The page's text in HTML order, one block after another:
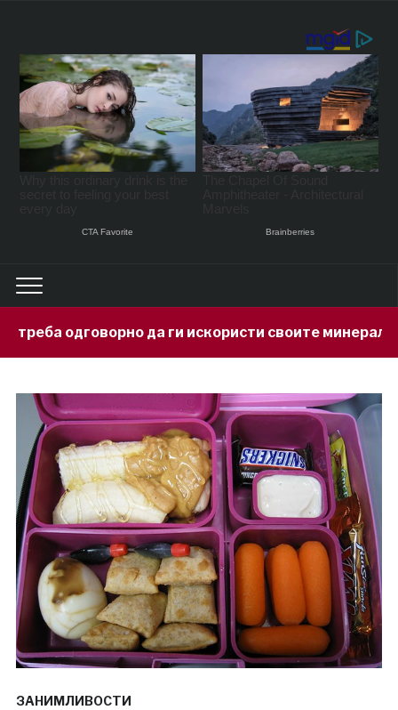
ги искористи своите минерални богатства
ЗАНИМЛИВОСТИ